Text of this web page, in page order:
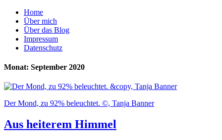
Home
Über mich
Über das Blog
Impressum
Datenschutz
Monat: September 2020
Der Mond, zu 92% beleuchtet. ©, Tanja Banner
Aus heiterem Himmel